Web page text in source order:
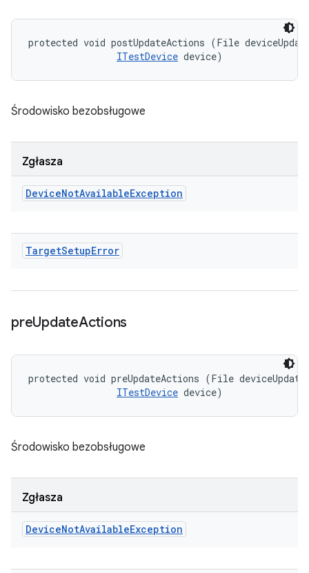
protected void postUpdateActions (File
ITestDevice device)
Środowisko bezobsługowe
Zgłasza
DeviceNotAvailableException
TargetSetupError
preUpdateActions
protected void preUpdateActions (File
ITestDevice device)
Środowisko bezobsługowe
Zgłasza
DeviceNotAvailableException